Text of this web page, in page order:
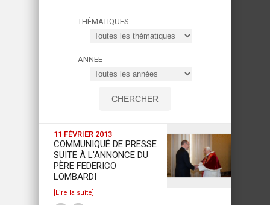
THÉMATIQUES
ANNEE
11 FÉVRIER 2013
COMMUNIQUÉ DE PRESSE
SUITE À L'ANNONCE DU
PÈRE FEDERICO
LOMBARDI
[Lire la suite]